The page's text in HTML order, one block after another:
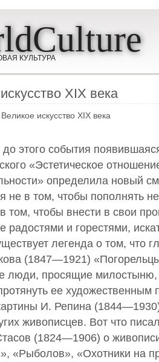
КУЛЬТУРА
XIX века
искусство XIX века
этого события
«Эстетическое
определила новый
не в том, чтобы пополнять
том, чтобы внести в свои
радостями и горестями,
легенда о том, что
(1847—1921)
люди, просящие милостыню,
ее
И. Репина
живописцев. Вот что
(1824—1906) о
«Рыболов», «Охотники на